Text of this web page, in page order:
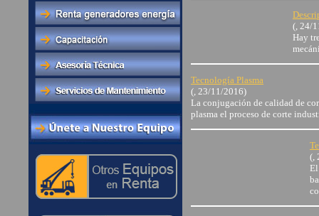
(, 24/
Hay
Tecnología Plasma
(, 23/11/2016)
La conjugación de calidad de
plasma el proceso de corte
(,